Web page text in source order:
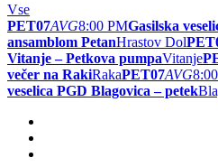
Vse
PET07AVG8:00 PMGasilska
ansamblom PetanHrastov DolPET
Vitanje – Petkova pumpaVitanje
večer na RakiRakaPET07AVG
veselica PGD Blagovica – petek